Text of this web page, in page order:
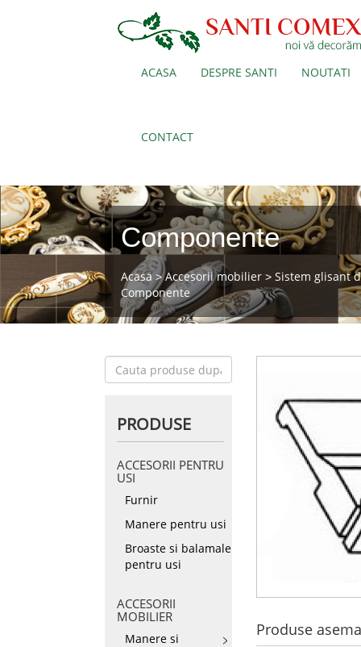
ACASA DESPRE SANTI NOUTATI
CONTACT
Componente
Acasa >Accesorii mobilier > Sistem glisant
Componente
PRODUSE
ACCESORII PENTRU
USI
Furnir
Manere pentru usi
Broaste si balamale
pentru usi
ACCESORII
MOBILIER
Manere si
Produse